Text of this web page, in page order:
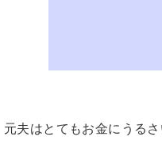
元夫はとてもお金にうるさ